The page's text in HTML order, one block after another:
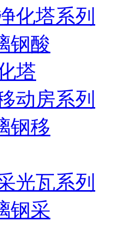
化塔系列
钢酸
塔
动房系列
钢移
光瓦系列
钢采